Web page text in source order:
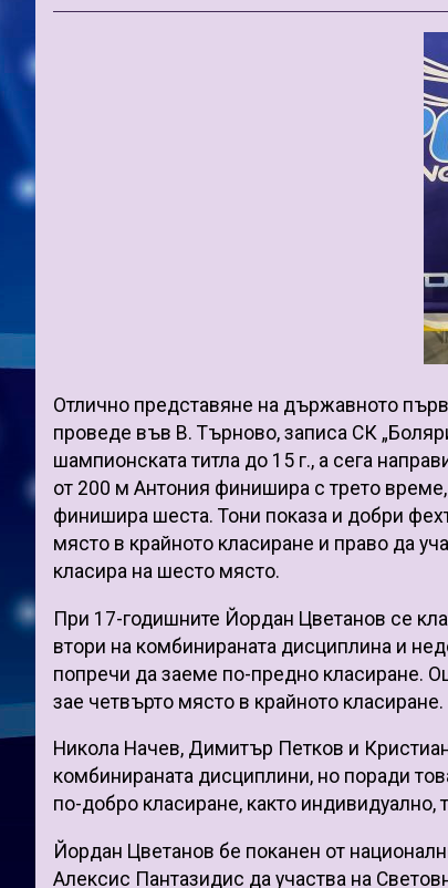
Отлично представяне на държавното
проведе във В. Търново, записа СК
шампионската титла до 15 г., а сега
от 200 м Антония финишира с трето
финишира шеста. Тони показа и добри
място в крайното класиране и право да
класира на шесто място.
При 17-годишните Йордан Цветанов се
втори на комбинираната дисциплина и
попречи да заеме по-предно класиране.
зае четвърто място в крайното класиране.
Никола Начев, Димитър Петков и
комбинираната дисциплини, но поради
по-добро класиране, както индивидуално,
Йордан Цветанов бе поканен от
Алексис Пантазидис да участва на